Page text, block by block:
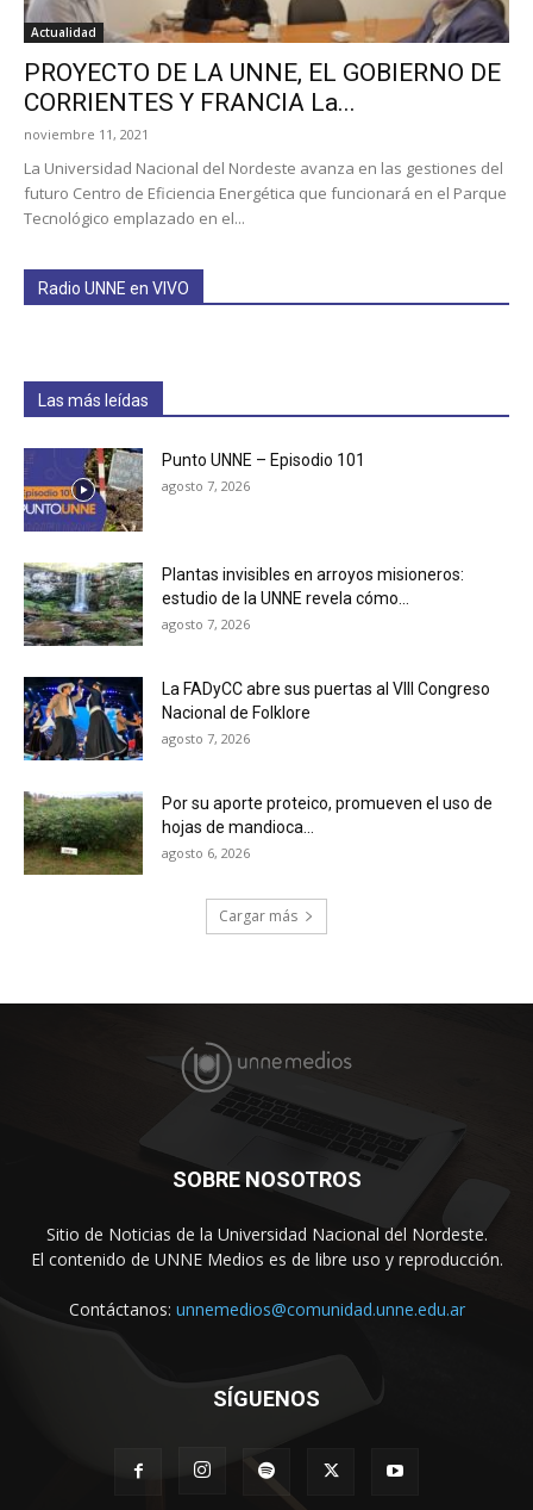
Actualidad
PROYECTO DE LA UNNE, EL GOBIERNO DE
CORRIENTES Y FRANCIA La...
noviembre 11, 2021
La Universidad Nacional del Nordeste avanza en las gestiones del
futuro Centro de Eficiencia Energética que funcionará en el Parque
Tecnológico emplazado en el...
Radio UNNE en VIVO
Las más leídas
Punto UNNE – Episodio 101
agosto 7, 2026
Plantas invisibles en arroyos misioneros:
estudio de la UNNE revela cómo...
agosto 7, 2026
La FADyCC abre sus puertas al VIII Congreso
Nacional de Folklore
agosto 7, 2026
Por su aporte proteico, promueven el uso de
hojas de mandioca...
agosto 6, 2026
Cargar más
SOBRE NOSOTROS
Sitio de Noticias de la Universidad Nacional del Nordeste.
El contenido de UNNE Medios es de libre uso y reproducción.
Contáctanos: unnemedios@comunidad.unne.edu.ar
SÍGUENOS